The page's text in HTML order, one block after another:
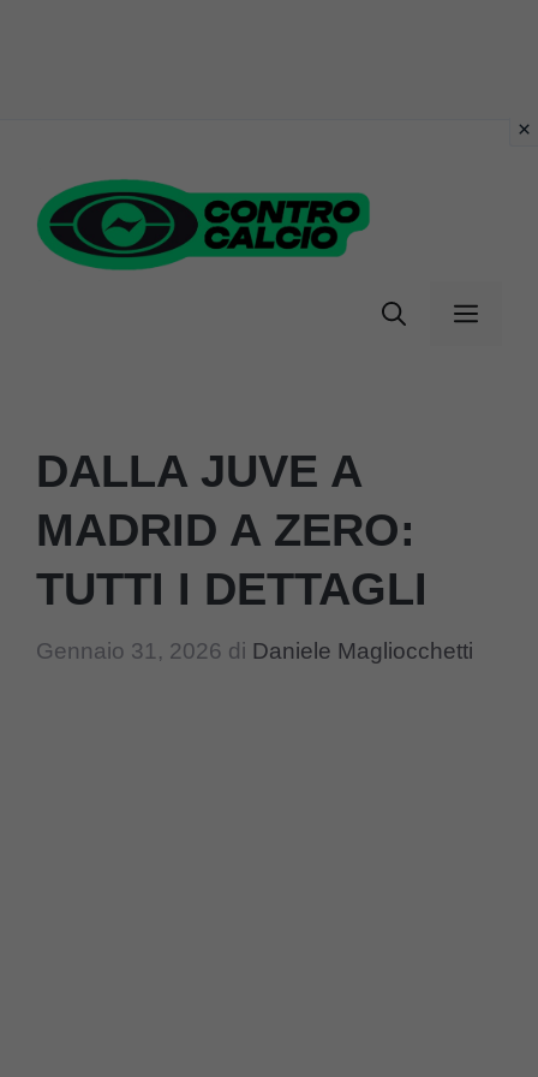
contenuto
Menu
DALLA JUVE A
MADRID A ZERO:
TUTTI I DETTAGLI
Gennaio 31, 2026 di Daniele Magliocchetti